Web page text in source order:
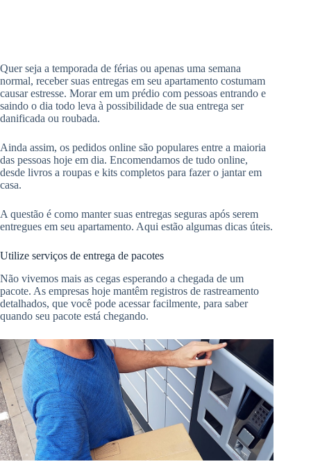
Quer seja a temporada de férias ou apenas uma semana
normal, receber suas entregas em seu apartamento costumam
causar estresse. Morar em um prédio com pessoas entrando e
saindo o dia todo leva à possibilidade de sua entrega ser
danificada ou roubada.
Ainda assim, os pedidos online são populares entre a maioria
das pessoas hoje em dia. Encomendamos de tudo online,
desde livros a roupas e kits completos para fazer o jantar em
casa.
A questão é como manter suas entregas seguras após serem
entregues em seu apartamento. Aqui estão algumas dicas úteis.
Utilize serviços de entrega de pacotes
Não vivemos mais as cegas esperando a chegada de um
pacote. As empresas hoje mantêm registros de rastreamento
detalhados, que você pode acessar facilmente, para saber
quando seu pacote está chegando.